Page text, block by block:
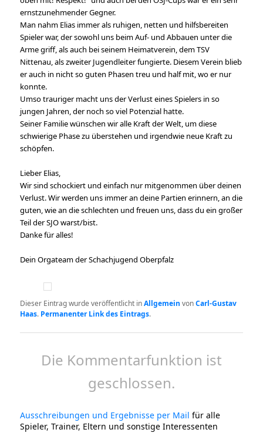
ernstzunehmender Gegner.
Man nahm Elias immer als ruhigen, netten und hilfsbereiten
Spieler war, der sowohl uns beim Auf- und Abbauen unter die
Arme griff, als auch bei seinem Heimatverein, dem TSV
Nittenau, als zweiter Jugendleiter fungierte. Diesem Verein blieb
er auch in nicht so guten Phasen treu und half mit, wo er nur
konnte.
Umso trauriger macht uns der Verlust eines Spielers in so
jungen Jahren, der noch so viel Potenzial hatte.
Seiner Familie wünschen wir alle Kraft der Welt, um diese
schwierige Phase zu überstehen und irgendwie neue Kraft zu
schöpfen.
Lieber Elias,
Wir sind schockiert und einfach nur mitgenommen über deinen
Verlust. Wir werden uns immer an deine Partien erinnern, an die
guten, wie an die schlechten und freuen uns, dass du ein großer
Teil der SJO warst/bist.
Danke für alles!
Dein Orgateam der Schachjugend Oberpfalz
Dieser Eintrag wurde veröffentlicht inAllgemein vonCarl-Gustav
Haas. Permanenter Link des Eintrags.
Die Kommentarfunktion ist
geschlossen.
Ausschreibungen und Ergebnisse per Mail für alle
Spieler, Trainer, Eltern und sonstige Interessenten